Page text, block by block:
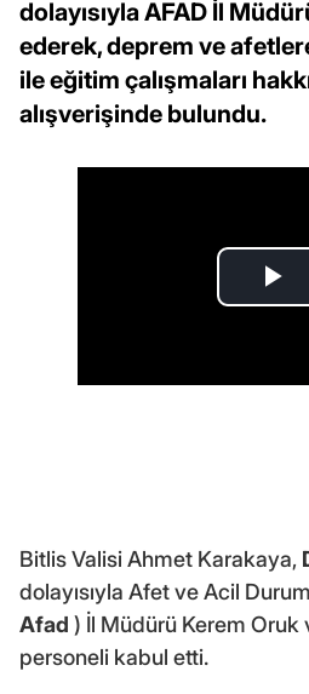
dolayısıyla AFAD İl
ederek, deprem ve
ile eğitim çalışmaları
alışverişinde bulundu.
Bitlis Valisi Ahmet Karakaya,
dolayısıyla Afet ve Acil
Afad ) İl Müdürü Kerem
personeli kabul etti.